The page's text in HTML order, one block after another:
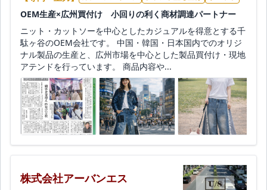
OEM生産×広州買付け 小回りの利く商材調達パートナー
ニット・カットソーを中心としたカジュアルを得意とする千
駄ヶ谷のOEM会社です。 中国・韓国・日本国内でのオリジ
ナル製品の生産と、広州市場を中心とした製品買付け・現地
アテンドを行っています。 商品内容や...
株式会社アーバンエス